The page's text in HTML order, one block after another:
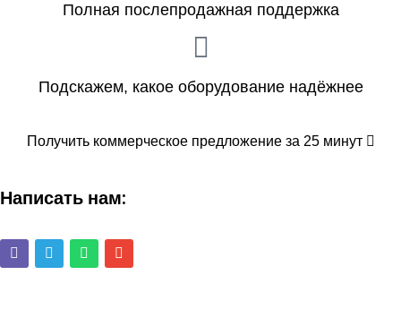
Полная послепродажная поддержка
Подскажем, какое оборудование надёжнее
Получить коммерческое предложение за 25 минут
Написать нам: